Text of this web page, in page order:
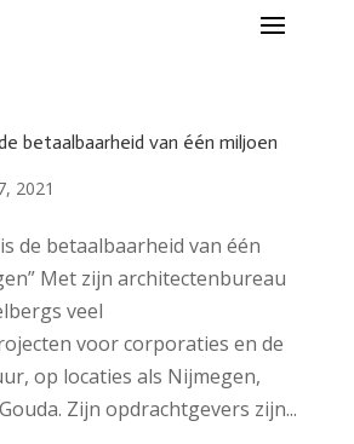
betaalbaarheid van één miljoen
2021
de betaalbaarheid van één
Met zijn architectenbureau
veel
voor corporaties en de
op locaties als Nijmegen,
Zijn opdrachtgevers zijn...